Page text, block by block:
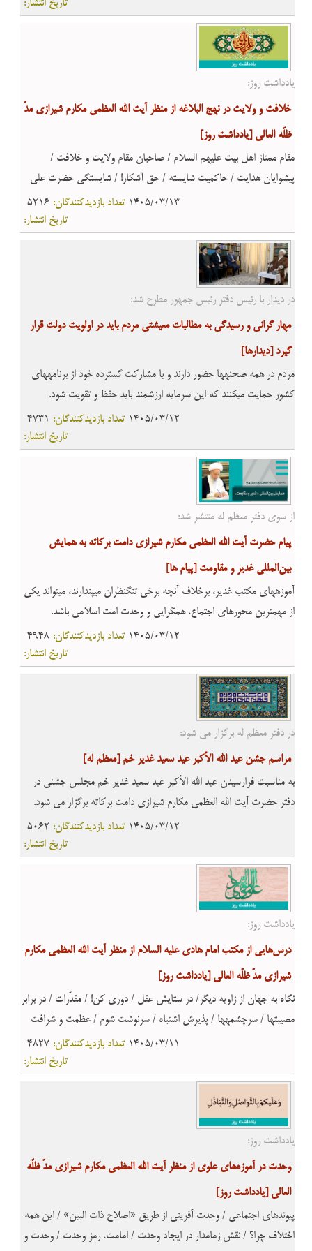
تاریخ انتشار:
یادداشت روز:
خلافت و ولایت در نهج البلاغه از منظر آیت الله العظمی مکارم شیرازی مدّ
ظلّه العالی [یادداشت روز]
مقام ممتاز اهل بیت علیهم السلام / صاحبان مقام ولایت و خلافت /
پیشوایان هدایت / حاکمیت شایسته / حق آشکار! / شایستگی حضرت علی
علیه السلام برای خلافت / سرنوشت منحرفان از ولایت
5216 تعداد بازدیدکنندگان: 1405/03/13
تاریخ انتشار:
در دیدار با رئیس دفتر رئیس جمهور مطرح شد:
مهار گرانی و رسیدگی به مطالبات معیشتی مردم باید در اولویت دولت قرار
گیرد [ديدارها]
مردم در همه صحنهها حضور دارند و با مشارکت گسترده خود از برنامههای
کشور حمایت میکنند که این سرمایه ارزشمند باید حفظ و تقویت شود.
4731 تعداد بازدیدکنندگان: 1405/03/12
تاریخ انتشار:
از سوی دفتر معظم له منتشر شد:
پیام حضرت آیت الله العظمی مکارم شیرازی دامت برکاته به همایش
بین‌المللی غدیر و مقاومت [پیام ها]
آموزههای مکتب غدیر، برخلاف آنچه برخی تنگنظران میپندارند، میتواند یکی
از مهمترین محورهای اجتماع، همگرایی و وحدت امت اسلامی باشد.
4948 تعداد بازدیدکنندگان: 1405/03/12
تاریخ انتشار:
در دفتر معظم له برگزار می شود:
مراسم جشن عید الله الأکبر عید سعید غدیر خم [معظم له]
به مناسبت فرارسیدن عید الله الأکبر عید سعید غدیر خم مجلس جشنی در
دفتر حضرت آیت الله العظمی مکارم شیرازی دامت برکاته برگزار می شود.
5062 تعداد بازدیدکنندگان: 1405/03/12
تاریخ انتشار:
یادداشت روز:
درس‌هایی از مکتب امام هادی علیه السلام از منظر آیت الله العظمی مکارم
شیرازی مدّ ظلّه العالی [یادداشت روز]
نگاه به جهان از زاویه دیگر/ در ستایش عقل / دوری کن! / مقدّرات / در برابر
مصیبتها / سرچشمهها / پذیرش اشتباه / سرنوشت شوم / عظمت و شرافت
4827 تعداد بازدیدکنندگان: 1405/03/11
تاریخ انتشار:
یادداشت روز:
وحدت در آموزه‌های علوی از منظر آیت الله العظمی مکارم شیرازی مدّ ظلّه
العالی [یادداشت روز]
پیوندهای اجتماعی / وحدت آفرینی از طریق «اصلاح ذات البین» / این همه
اختلاف چرا؟ / نقش زمامدار در ایجاد وحدت / امامت، رمز وحدت / وحدت و